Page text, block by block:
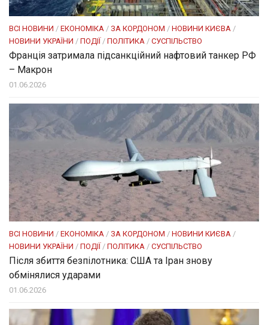
ВСІ НОВИНИ / ЕКОНОМІКА / ЗА КОРДОНОМ / НОВИНИ КИЄВА /
НОВИНИ УКРАЇНИ / ПОДІЇ/ ПОЛІТИКА / СУСПІЛЬСТВО
Франція затримала підсанкційний нафтовий танкер РФ
– Макрон
01.06.2026
ВСІ НОВИНИ / ЕКОНОМІКА / ЗА КОРДОНОМ / НОВИНИ КИЄВА /
НОВИНИ УКРАЇНИ / ПОДІЇ/ ПОЛІТИКА / СУСПІЛЬСТВО
Після збиття безпілотника: США та Іран знову
обмінялися ударами
01.06.2026